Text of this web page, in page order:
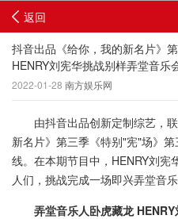
返回
抖音出品《给你，我的新名片》
HENRY刘宪华挑战别样弄堂音乐
2022-01-28 南方娱乐网
由抖音出品创新定制综艺，联
新名片》第三季《特别"宪"场》
线。在本期节目中，HENRY刘宪
人们，挑战完成一场即兴弄堂音乐
弄堂音乐人卧虎藏龙HENRY